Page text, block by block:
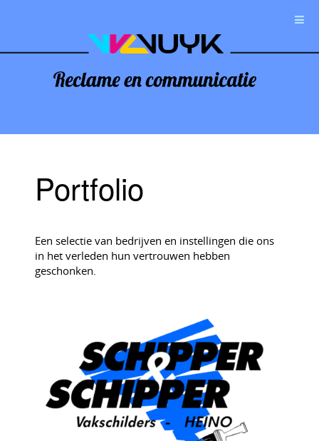
Portfolio
Een selectie van bedrijven en instellingen die ons
in het verleden hun vertrouwen hebben
geschonken.